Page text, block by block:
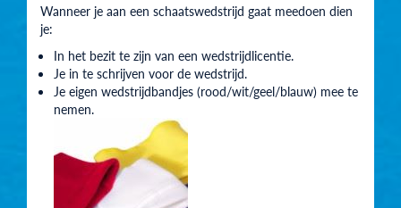
Wanneer je aan een schaatswedstrijd gaat meedoen dien
je:
In het bezit te zijn van een wedstrijdlicentie.
Je in te schrijven voor de wedstrijd.
Je eigen wedstrijdbandjes (rood/wit/geel/blauw) mee te
nemen.